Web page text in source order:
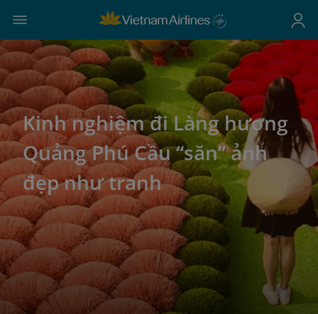
Kinh nghiệm đi Làng hương
Quảng Phú Cầu “săn” ảnh
đẹp như tranh